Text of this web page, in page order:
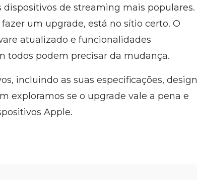
de streaming mais populares.
um upgrade, está no sítio certo. O
atualizado e funcionalidades
todos podem precisar da mudança.
incluindo as suas especificações, design
exploramos se o upgrade vale a pena e
Apple.